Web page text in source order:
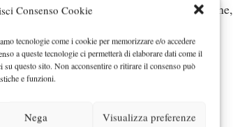
Consenso Cookie
tecnologie come i cookie per memorizzare e/o accedere
a queste tecnologie ci permetterà di elaborare dati come il
questo sito. Non acconsentire o ritirare il consenso può
e funzioni.
Nega Visualizza preferenze
base alla versione presa in considerazione,
e le prese laterali di alimentazione.